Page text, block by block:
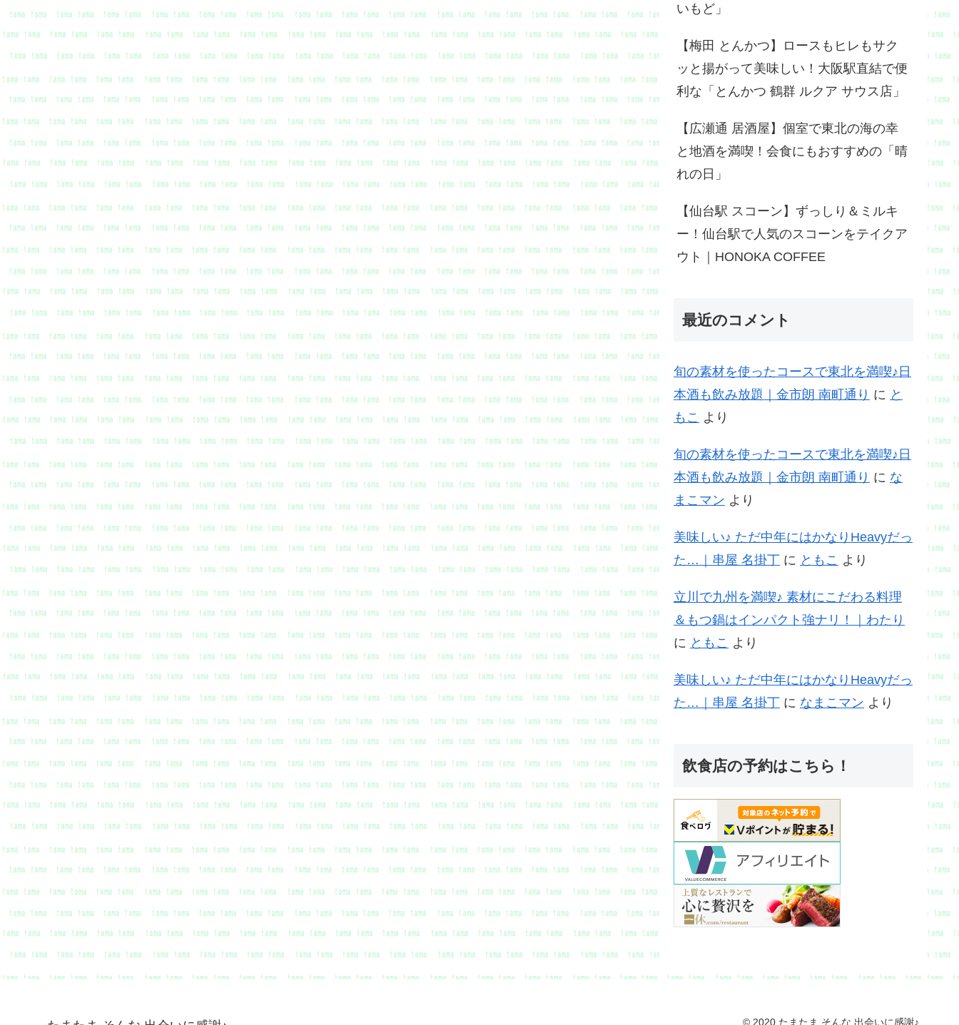
いもど」
【梅田 とんかつ】ロースもヒレもサク
ッと揚がって美味しい！大阪駅直結で便
利な「とんかつ 鶴群 ルクア サウス店」
【広瀬通 居酒屋】個室で東北の海の幸
と地酒を満喫！会食にもおすすめの「晴
れの日」
【仙台駅 スコーン】ずっしり＆ミルキ
ー！仙台駅で人気のスコーンをテイクア
ウト｜HONOKA COFFEE
最近のコメント
旬の素材を使ったコースで東北を満喫♪日
本酒も飲み放題｜金市朗 南町通り に と
もこ より
旬の素材を使ったコースで東北を満喫♪日
本酒も飲み放題｜金市朗 南町通り に な
まこマン より
美味しい♪ ただ中年にはかなりHeavyだっ
た…｜串屋 名掛丁 に ともこ より
立川で九州を満喫♪ 素材にこだわる料理
＆もつ鍋はインパクト強ナリ！｜わたり
に ともこ より
美味しい♪ ただ中年にはかなりHeavyだっ
た…｜串屋 名掛丁 に なまこマン より
飲食店の予約はこちら！
© 2020 たまたま そんな 出会いに感謝♪.